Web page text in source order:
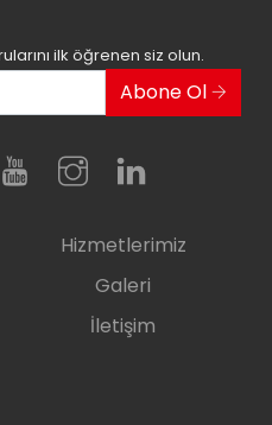
ilk öğrenen siz olun.
Abone Ol
Hizmetlerimiz
Galeri
İletişim